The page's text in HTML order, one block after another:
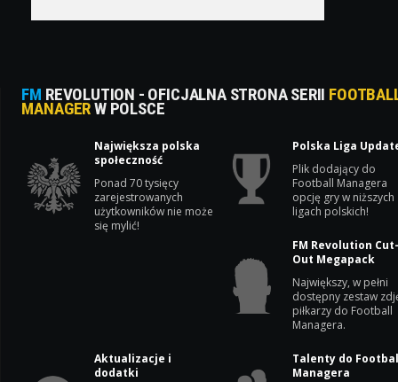
FM REVOLUTION - OFICJALNA STRONA SERII
MANAGERW POLSCE
Największa polska
społeczność
Ponad 70 tysięcy
zarejestrowanych
użytkowników nie może
się mylić!
Polska Liga
Plik dodający do
Football Managera
opcję gry w niższych
ligach polskich!
FM Revolution
Out Megapack
Największy, w pełni
dostępny zestaw
piłkarzy do Football
Managera.
Aktualizacje i
dodatki
Talenty do
Managera